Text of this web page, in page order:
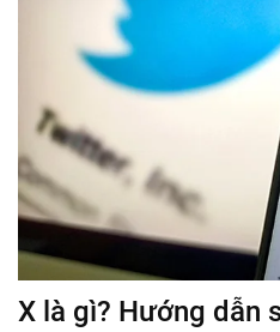
X là gì? Hướng dẫn